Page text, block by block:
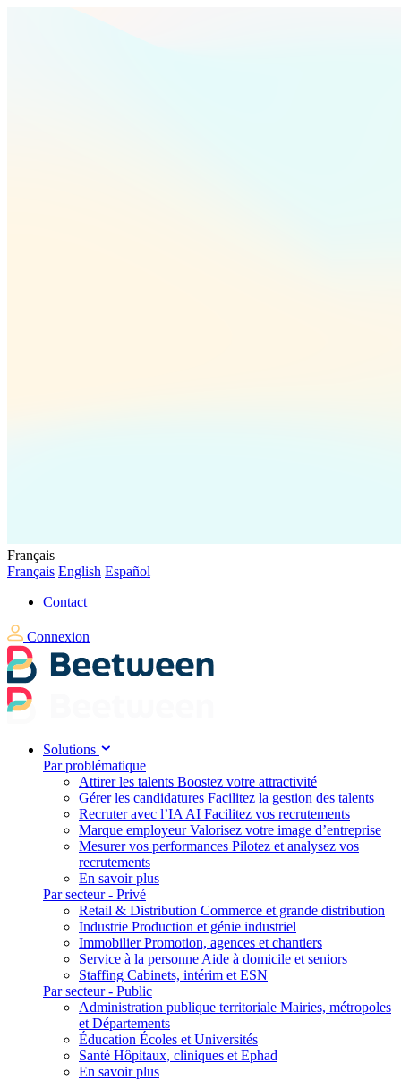
Français
Français English Español
Contact
Connexion
Solutions
Par problématique
Attirer les talents Boostez votre attractivité
Gérer les candidatures Facilitez la gestion des talents
Recruter avec l’IA AI Facilitez vos recrutements
Marque employeur Valorisez votre image d’entreprise
Mesurer vos performances Pilotez et analysez vos
recrutements
En savoir plus
Par secteur - Privé
Retail & Distribution Commerce et grande distribution
Industrie Production et génie industriel
Immobilier Promotion, agences et chantiers
Service à la personne Aide à domicile et seniors
Staffing Cabinets, intérim et ESN
Par secteur - Public
Administration publique territoriale Mairies, métropoles
et Départements
Éducation Écoles et Universités
Santé Hôpitaux, cliniques et Ephad
En savoir plus